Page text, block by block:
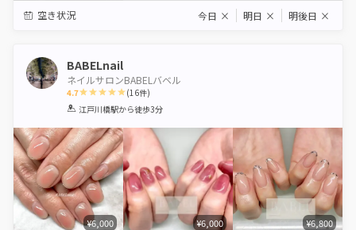
空き状況 今日 × 明日 × 明後日 ×
BABELnail
ネイルサロンBABELバベル
4.7
1 2 3 4 5
(16件)
江戸川橋駅から徒歩3分
¥6,000 ¥6,000 ¥6,800